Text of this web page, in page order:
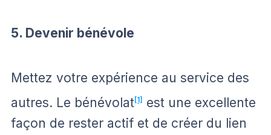
5. Devenir bénévole
Mettez votre expérience au service des
autres. Le bénévolat[1] est une excellente
façon de rester actif et de créer du lien